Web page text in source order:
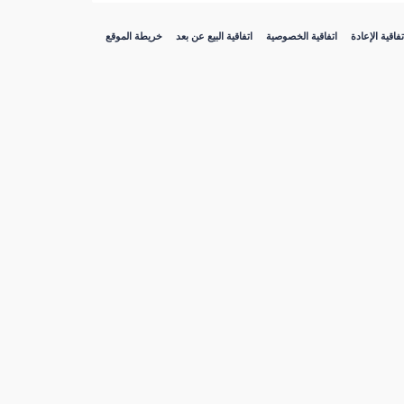
خريطة الموقع اتفاقية البيع عن بعد اتفاقية الخصوصية الإعادة